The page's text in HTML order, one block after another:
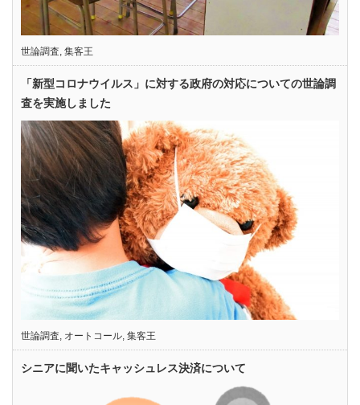
世論調査, 集客王
「新型コロナウイルス」に対する政府の対応についての世論調
査を実施しました
世論調査, オートコール, 集客王
シニアに聞いたキャッシュレス決済について